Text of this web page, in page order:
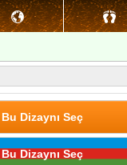
Bu Dizaynı Seç
Bu Dizaynı Seç